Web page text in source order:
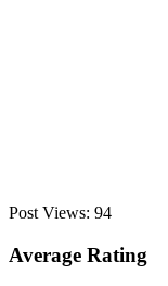
Post Views: 94
Average Rating